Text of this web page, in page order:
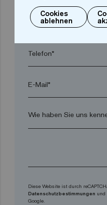
Telefon*
E-Mail*
Diese Website ist durch
Datenschutzbestimmungen und
Google.
Cookies
ablehnen